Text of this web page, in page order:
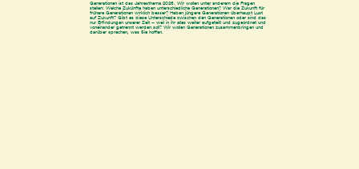
Generationen ist das Jahresthema 2026. Wir wollen unter anderem die Fragen
stellen: Welche Zukünfte haben unterschiedliche Generationen? War die Zukunft für
frühere Generationen wirklich besser? Haben jüngere Generationen überhaupt Lust
auf Zukunft? Gibt es diese Unterschiede zwischen den Generationen oder sind das
nur Erfindungen unserer Zeit – weil in ihr alles weiter aufgeteilt und zugeordnet und
voneinander getrennt werden soll? Wir wollen Generationen zusammenbringen und
darüber sprechen, was Sie hoffen.